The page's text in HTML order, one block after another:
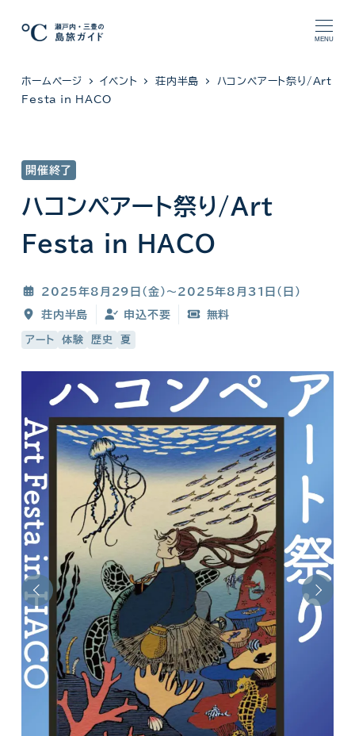
MENU
ホームページ イベント 荘内半島
ハコンペアート祭り/Art
Festa in HACO
開催終了
ハコンペアート祭り/Art
Festa in HACO
2025年8月29日(金)〜2025年8月31日(日)
荘内半島
申込不要 無料
アート 体験 歴史 夏